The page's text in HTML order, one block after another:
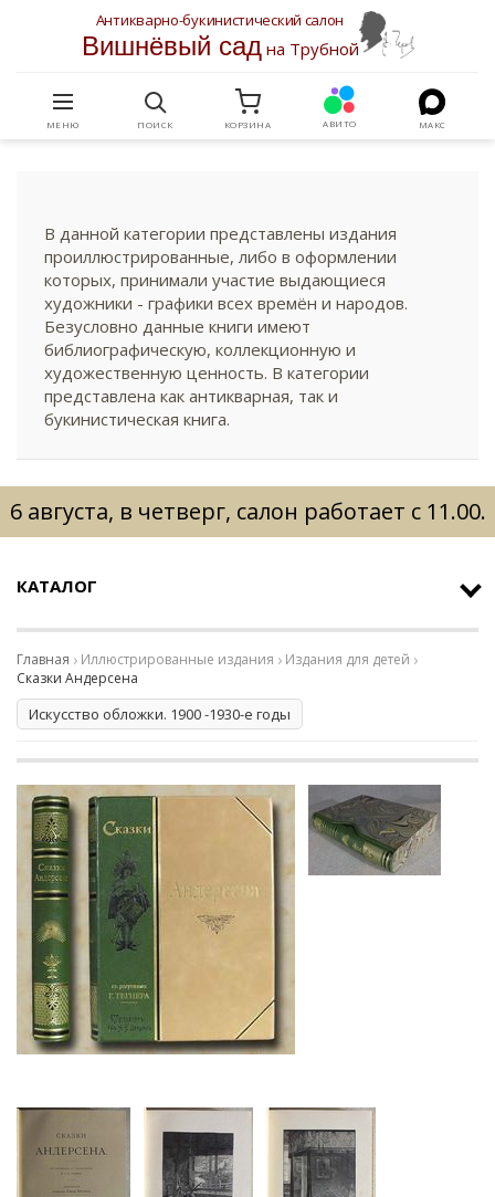
Антикварно-букинистический салон
Вишнёвый садна Трубной
МЕНЮ ПОИСК КОРЗИНА АВИТО МАКС
В данной категории представлены издания
проиллюстрированные, либо в оформлении
которых, принимали участие выдающиеся
художники - графики всех времён и народов.
Безусловно данные книги имеют
библиографическую, коллекционную и
художественную ценность. В категории
представлена как антикварная, так и
букинистическая книга.
6 августа, в четверг, салон работает с 11.00.
КАТАЛОГ
Главная Иллюстрированные издания
Издания для детей
Сказки Андерсена
Искусство обложки. 1900 -1930-е годы